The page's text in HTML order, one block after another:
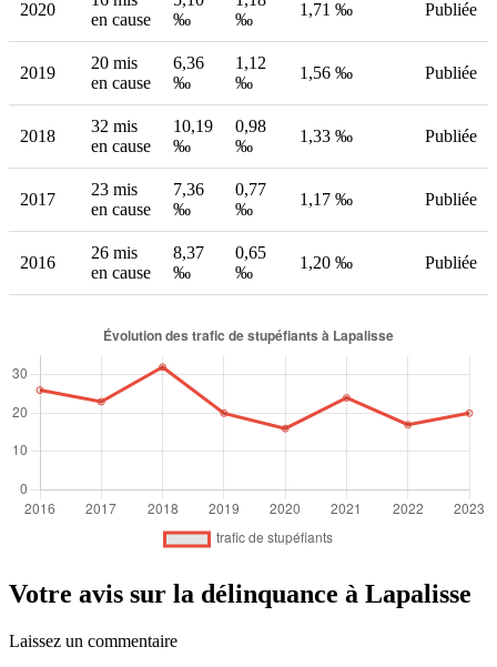
2020
en cause
‰
‰
1,71 ‰ Publiée
2019
20 mis
en cause
6,36
‰
1,12
‰
1,56 ‰ Publiée
2018
32 mis
en cause
10,19
‰
0,98
‰
1,33 ‰ Publiée
2017
23 mis
en cause
7,36
‰
0,77
‰
1,17 ‰ Publiée
2016
26 mis
en cause
8,37
‰
0,65
‰
1,20 ‰ Publiée
Votre avis sur la délinquance à Lapalisse
Laissez un commentaire